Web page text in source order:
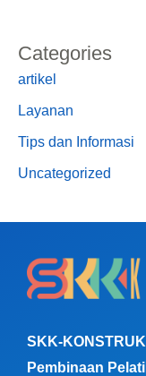
Categories
artikel
Layanan
Tips dan Informasi
Uncategorized
SKK-
Pembinaan